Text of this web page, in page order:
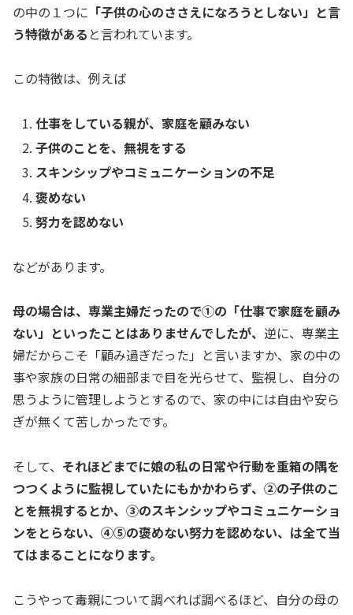
の中の１つに 「子供の心のささえになろうとしない」と言
う特徴がある と言われています。
この特徴は、例えば
仕事をしている親が、家庭を顧みない
子供のことを、無視をする
スキンシップやコミュニケーションの不足
褒めない
努力を認めない
などがあります。
母の場合は、専業主婦だったので①の「仕事で家庭を顧み
ない」といったことはありませんでしたが、 逆に、専業主
婦だからこそ「顧み過ぎだった」と言いますか、家の中の
事や家族の日常の細部まで目を光らせて、監視し、自分の
思うように管理しようとするので、家の中には自由や安ら
ぎが無くて苦しかったです。
そして、 それほどまでに娘の私の日常や行動を重箱の隅を
つつくように監視していたにもかかわらず、②の子供のこ
とを無視するとか、③のスキンシップやコミュニケーショ
ンをとらない、④⑤の褒めない努力を認めない、は全て当
てはまることになります。
こうやって毒親について調べれば調べるほど、自分の母の